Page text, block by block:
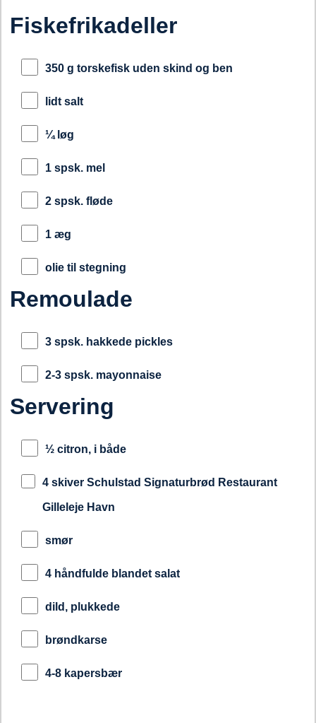
Fiskefrikadeller
350 g torskefisk uden skind og ben
lidt salt
¼ løg
1 spsk. mel
2 spsk. fløde
1 æg
olie til stegning
Remoulade
3 spsk. hakkede pickles
2-3 spsk. mayonnaise
Servering
½ citron, i både
4 skiver Schulstad Signaturbrød Restaurant
Gilleleje Havn
smør
4 håndfulde blandet salat
dild, plukkede
brøndkarse
4-8 kapersbær